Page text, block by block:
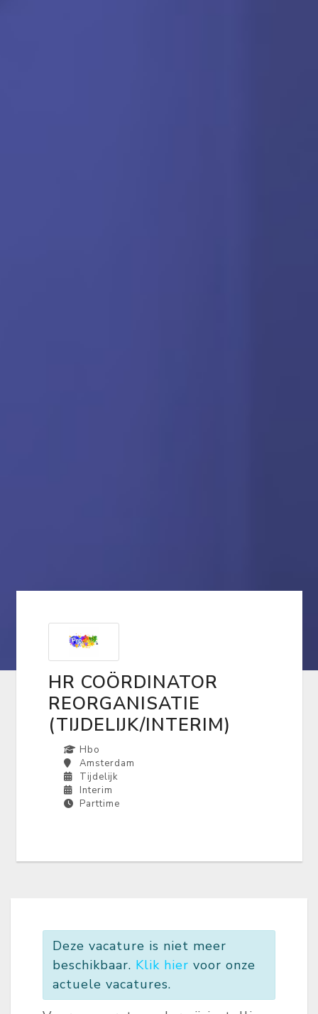
HR COÖRDINATOR
REORGANISATIE
(TIJDELIJK/INTERIM)
Hbo
Amsterdam
Tijdelijk
Interim
Parttime
Deze vacature is niet meer
beschikbaar. Klik hier voor onze
actuele vacatures.